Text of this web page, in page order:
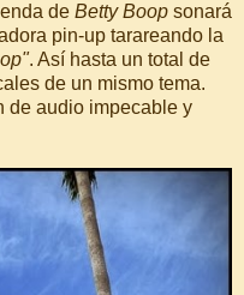
de Betty Boop sonará
pin-up tarareando la
. Así hasta un total de
de un mismo tema.
de audio impecable y